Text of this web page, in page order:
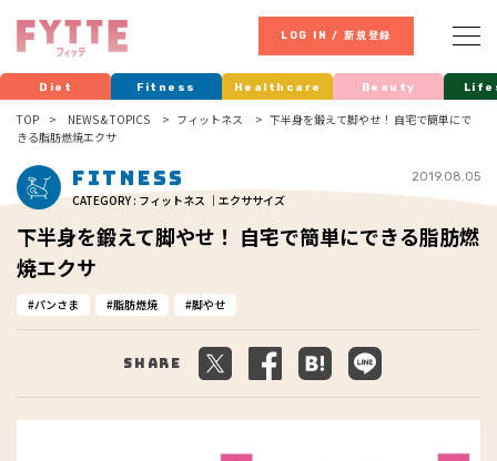
LOG IN / 新規登録
Diet Fitness Healthcare Beauty
TOP NEWS & TOPICS フィットネス
下半身を鍛えて脚やせ！ 自宅で簡単にで
きる脂肪燃焼エクサ
Fitness
CATEGORY : フィットネス ｜エクササイズ
2019.08.05
下半身を鍛えて脚やせ！ 自宅で簡単にできる脂肪燃
焼エクサ
パンさま 脂肪燃焼 脚やせ
Share